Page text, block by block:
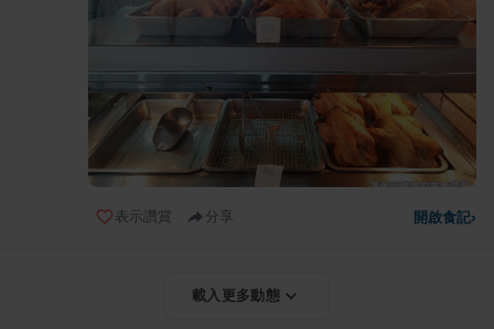
表示讚賞 分享 開啟食記›
載入更多動態